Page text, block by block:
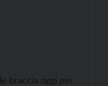
braccia oggi per